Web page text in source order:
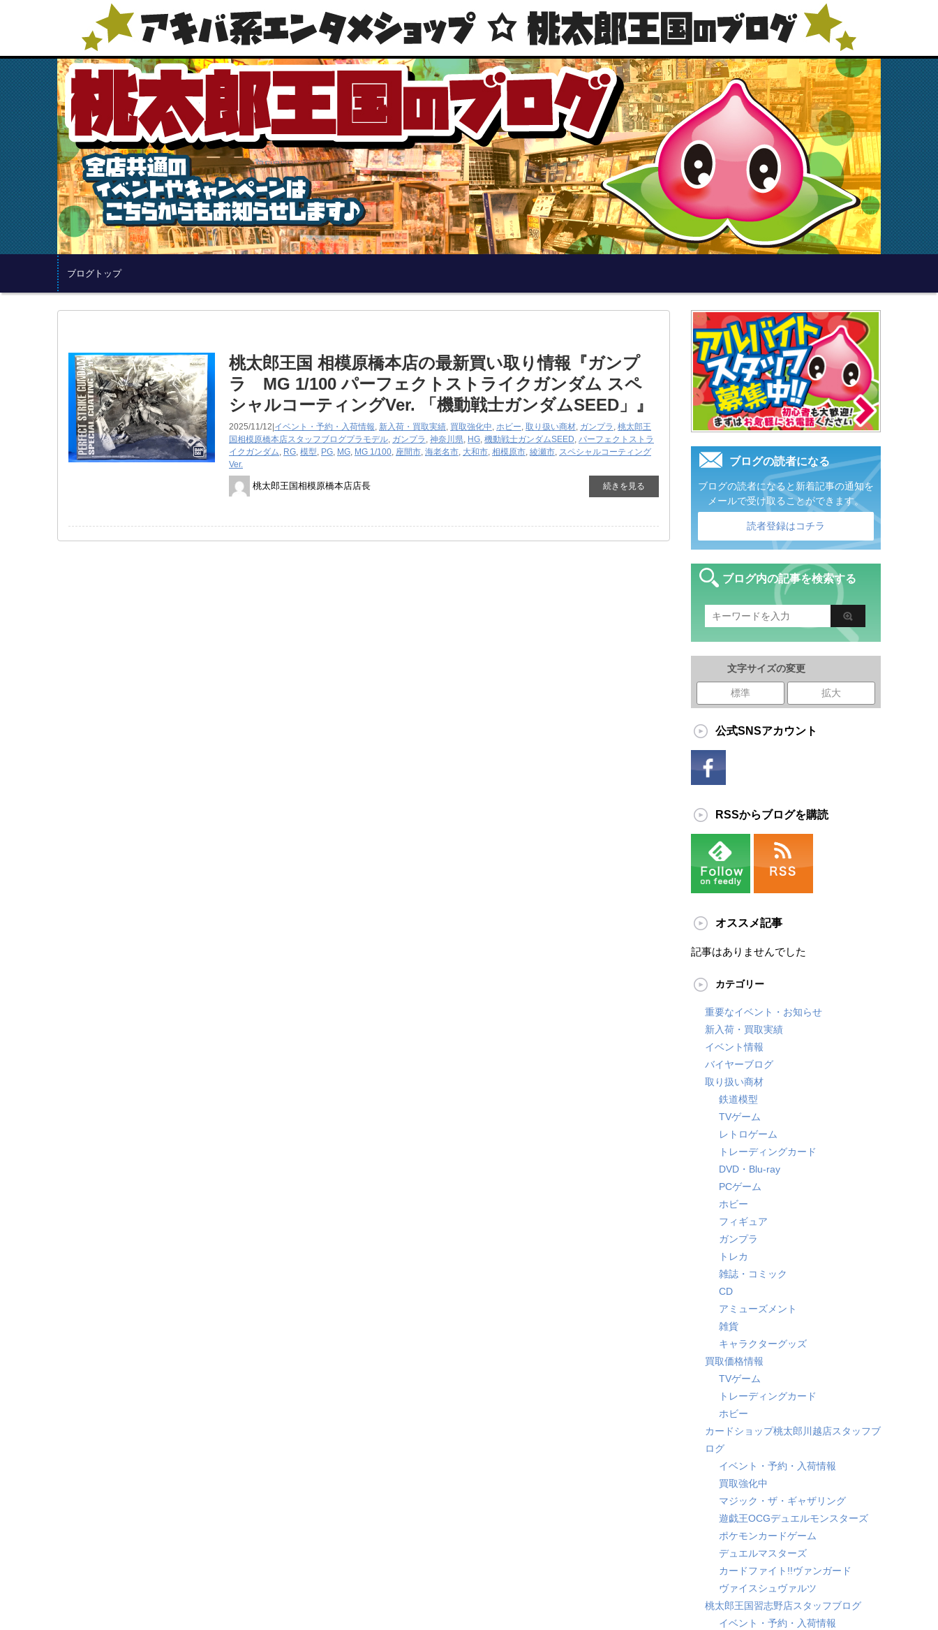
ブログトップ
桃太郎王国 相模原橋本店の最新買い取り情報『ガンプ
ラ MG ​1/100 ​パーフェクトストライクガンダム ​スペ
シャルコーティングVer. 「機動戦士ガンダムSEED」』
2025/11/12| イベント・予約・入荷情報, 新入荷・買取実績, 買取強化中, ホビー, 取り扱い商材, ガンプラ , 桃太郎王
国相模原橋本店スタッフブログプラモデル, ガンプラ , 神奈川県, HG, 機動戦士ガンダムSEED, パーフェクトストラ
イクガンダム, RG, 模型, PG, MG, MG ​1/100, 座間市, 海老名市, 大和市, 相模原市, 綾瀬市, スペシャルコーティング
Ver.
桃太郎王国相模原橋本店店長 続きを見る
ブログの読者になる
ブログの読者になると新着記事の通知を
メールで受け取ることができます。
読者登録はコチラ
ブログ内の記事を検索する
文字サイズの変更
標準 拡大
公式SNSアカウント
RSSからブログを購読
オススメ記事
記事はありませんでした
カテゴリー
重要なイベント・お知らせ
新入荷・買取実績
イベント情報
バイヤーブログ
取り扱い商材
鉄道模型
TVゲーム
レトロゲーム
トレーディングカード
DVD・Blu-ray
PCゲーム
ホビー
フィギュア
ガンプラ
トレカ
雑誌・コミック
CD
アミューズメント
雑貨
キャラクターグッズ
買取価格情報
TVゲーム
トレーディングカード
ホビー
カードショップ桃太郎川越店スタッフブ
ログ
イベント・予約・入荷情報
買取強化中
マジック・ザ・ギャザリング
遊戯王OCGデュエルモンスターズ
ポケモンカードゲーム
デュエルマスターズ
カードファイト!!ヴァンガード
ヴァイスシュヴァルツ
桃太郎王国習志野店スタッフブログ
イベント・予約・入荷情報